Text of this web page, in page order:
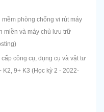
phòng chống vi rút máy
miền và máy chủ lưu trữ
công cụ, dụng cụ và vật tư
9+ K3 (Học kỳ 2 - 2022-